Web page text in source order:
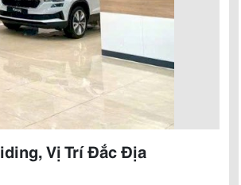
Vị Trí Đắc Địa